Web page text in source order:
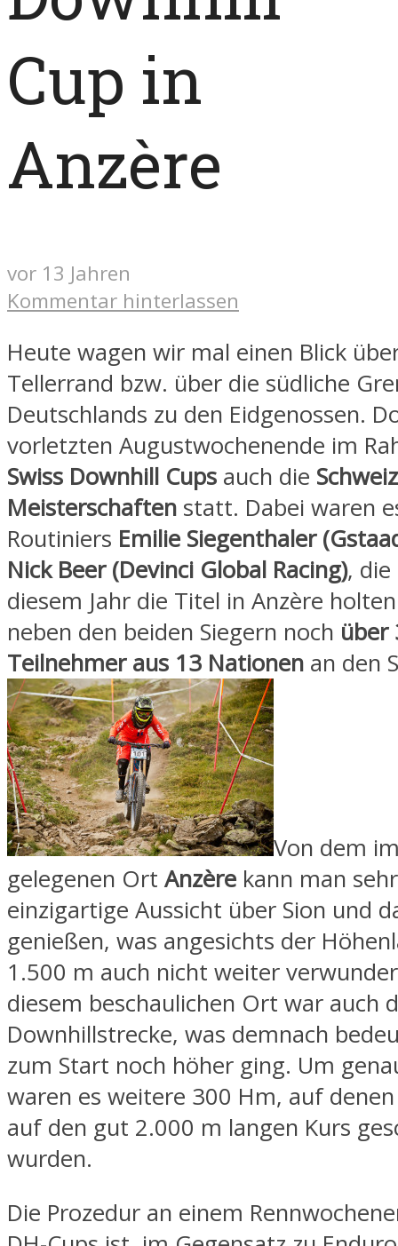
Cup in
Anzère
vor 13 Jahren
Kommentar hinterlassen
Heute wagen wir mal einen Blick
Tellerrand bzw. über die südliche
Deutschlands zu den Eidgenossen.
vorletzten Augustwochenende im
Swiss Downhill Cups auch die
Meisterschaften statt. Dabei waren
Routiniers Emilie Siegenthaler
Nick Beer (Devinci Global Racing), die
diesem Jahr die Titel in Anzère
neben den beiden Siegern noch über
Teilnehmer aus 13 Nationen an den
Von dem
gelegenen Ort Anzère kann man
einzigartige Aussicht über Sion und
genießen, was angesichts der
1.500 m auch nicht weiter
diesem beschaulichen Ort war auch
Downhillstrecke, was demnach
zum Start noch höher ging. Um
waren es weitere 300 Hm, auf
auf den gut 2.000 m langen Kurs
wurden.
Die Prozedur an einem